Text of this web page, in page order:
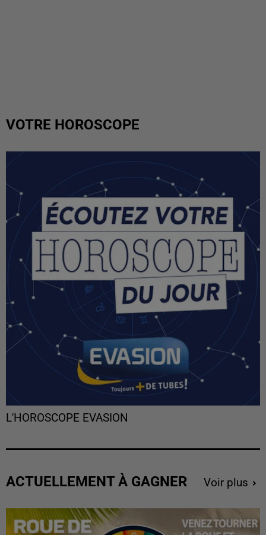
VOTRE HOROSCOPE
L'HOROSCOPE EVASION
ACTUELLEMENT À GAGNER Voir plus